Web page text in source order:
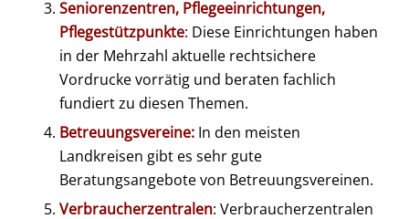
Seniorenzentren, Pflegeeinrichtungen,
Pflegestützpunkte: Diese Einrichtungen haben
in der Mehrzahl aktuelle rechtsichere
Vordrucke vorrätig und beraten fachlich
fundiert zu diesen Themen.
Betreuungsvereine:In den meisten
Landkreisen gibt es sehr gute
Beratungsangebote von Betreuungsvereinen.
Verbraucherzentralen: Verbraucherzentralen